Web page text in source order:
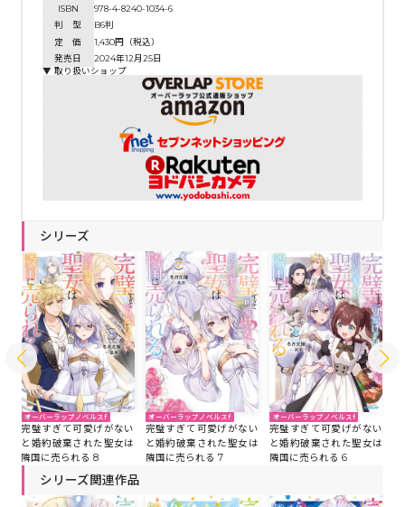
ISBN
978-4-8240-1034-6
判 型
B6判
定 価
1,430円（税込）
発売日
2024年12月25日
▼ 取り扱いショップ
シリーズ
オーバーラップノベルスf
完璧すぎて可愛げがない
と婚約破棄された聖女は
隣国に売られる 8
オーバーラップノベルスf
完璧すぎて可愛げがない
と婚約破棄された聖女は
隣国に売られる 7
オーバーラップノベルスf
完璧すぎて可愛げがない
と婚約破棄された聖女は
隣国に売られる 6
シリーズ関連作品